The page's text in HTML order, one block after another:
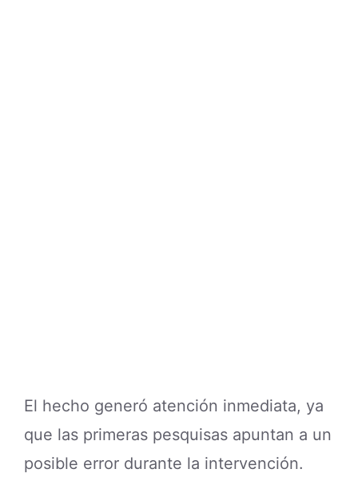
El hecho generó atención inmediata, ya
que las primeras pesquisas apuntan a un
posible error durante la intervención.